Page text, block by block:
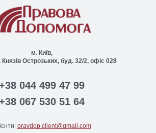
м. Київ,
Острозьких, буд. 32/2, офіс 028
044 499 47 99
067 530 51 64
pravdop.client@gmail.com